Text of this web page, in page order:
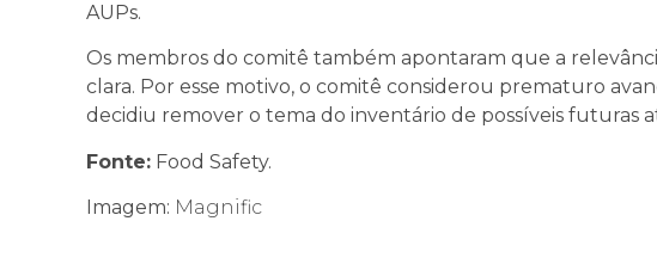
AUPs.
Os membros do comitê também apontaram que a
clara. Por esse motivo, o comitê considerou prematuro
decidiu remover o tema do inventário de possíveis futuras
Fonte: Food Safety.
Imagem: Magnific